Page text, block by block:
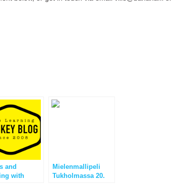
and
with
Mielenmallipeli
Tukholmassa 20.